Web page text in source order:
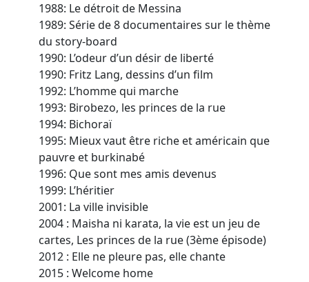
1988: Le détroit de Messina
1989: Série de 8 documentaires sur le thème
du story-board
1990: L’odeur d’un désir de liberté
1990: Fritz Lang, dessins d’un film
1992: L’homme qui marche
1993: Birobezo, les princes de la rue
1994: Bichoraï
1995: Mieux vaut être riche et américain que
pauvre et burkinabé
1996: Que sont mes amis devenus
1999: L’héritier
2001: La ville invisible
2004 : Maisha ni karata, la vie est un jeu de
cartes, Les princes de la rue (3ème épisode)
2012 : Elle ne pleure pas, elle chante
2015 : Welcome home